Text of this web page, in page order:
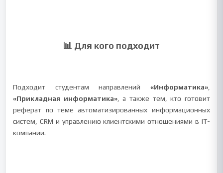
📊 Для кого подходит
Подходит студентам направлений «Информатика»,
«Прикладная информатика», а также тем, кто готовит
реферат по теме автоматизированных информационных
систем, CRM и управлению клиентскими отношениями в IT-
компании.